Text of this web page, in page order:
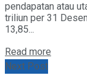
pendapatan atau
triliun per 31
13,85...
Read more
Next Post